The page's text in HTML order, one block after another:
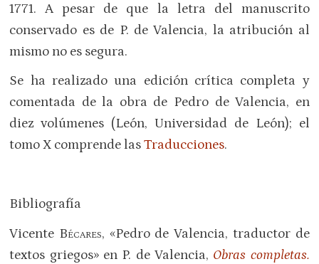
1771. A pesar de que la letra del manuscrito
conservado es de P. de Valencia, la atribución al
mismo no es segura.
Se ha realizado una edición crítica completa y
comentada de la obra de Pedro de Valencia, en
diez volúmenes (León, Universidad de León); el
tomo X comprende lasTraducciones.
Bibliografía
Vicente Bécares, «Pedro de Valencia, traductor de
textos griegos» en P. de Valencia, Obras completas.